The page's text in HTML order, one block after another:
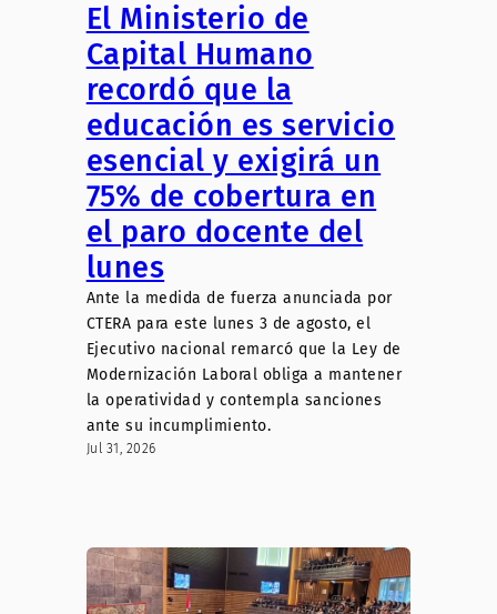
El Ministerio de
Capital Humano
recordó que la
educación es servicio
esencial y exigirá un
75% de cobertura en
el paro docente del
lunes
Ante la medida de fuerza anunciada por
CTERA para este lunes 3 de agosto, el
Ejecutivo nacional remarcó que la Ley de
Modernización Laboral obliga a mantener
la operatividad y contempla sanciones
ante su incumplimiento.
Jul 31, 2026